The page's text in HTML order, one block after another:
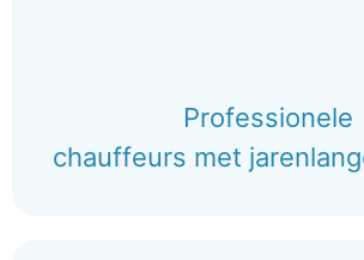
Professionele
chauffeurs met